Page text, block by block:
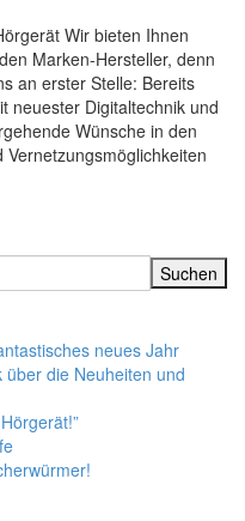
Wir bieten Ihnen
Marken-Hersteller, denn
an erster Stelle: Bereits
neuester Digitaltechnik und
Wünsche in den
neues Jahr
über die Neuheiten und